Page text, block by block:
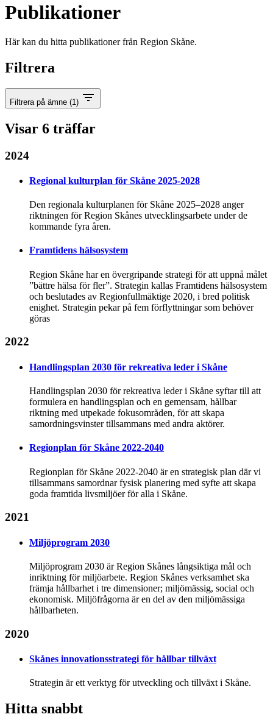
Publikationer
Här kan du hitta publikationer från Region Skåne.
Filtrera
Filtrera på ämne (1)
Visar 6 träffar
2024
Regional kulturplan för Skåne 2025-2028
Den regionala kulturplanen för Skåne 2025–2028 anger
riktningen för Region Skånes utvecklingsarbete under de
kommande fyra åren.
Framtidens hälsosystem
Region Skåne har en övergripande strategi för att uppnå målet
”bättre hälsa för fler”. Strategin kallas Framtidens hälsosystem
och beslutades av Regionfullmäktige 2020, i bred politisk
enighet. Strategin pekar på fem förflyttningar som behöver
göras
2022
Handlingsplan 2030 för rekreativa leder i Skåne
Handlingsplan 2030 för rekreativa leder i Skåne syftar till att
formulera en handlingsplan och en gemensam, hållbar
riktning med utpekade fokusområden, för att skapa
samordningsvinster tillsammans med andra aktörer.
Regionplan för Skåne 2022-2040
Regionplan för Skåne 2022-2040 är en strategisk plan där vi
tillsammans samordnar fysisk planering med syfte att skapa
goda framtida livsmiljöer för alla i Skåne.
2021
Miljöprogram 2030
Miljöprogram 2030 är Region Skånes långsiktiga mål och
inriktning för miljöarbete. Region Skånes verksamhet ska
främja hållbarhet i tre dimensioner; miljömässig, social och
ekonomisk. Miljöfrågorna är en del av den miljömässiga
hållbarheten.
2020
Skånes innovationsstrategi för hållbar tillväxt
Strategin är ett verktyg för utveckling och tillväxt i Skåne.
Hitta snabbt